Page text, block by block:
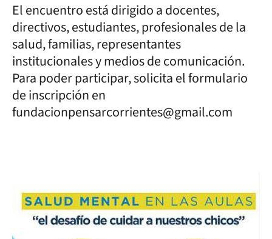
El encuentro está dirigido a docentes,
directivos, estudiantes, profesionales de la
salud, familias, representantes
institucionales y medios de comunicación.
Para poder participar, solicita el formulario
de inscripción en
fundacionpensarcorrientes@gmail.com